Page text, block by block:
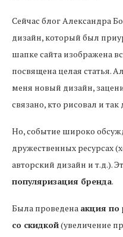
Сейчас блог Александра
дизайн, который был
шапке сайта изображена
посвящена целая статья.
меня новый дизайн,
связано, кто рисовал и
Но, событие широко
дружественных ресурсах
авторский дизайн и т.д.).
популяризация бренда.
Была проведена акция по
со скидкой(увеличение